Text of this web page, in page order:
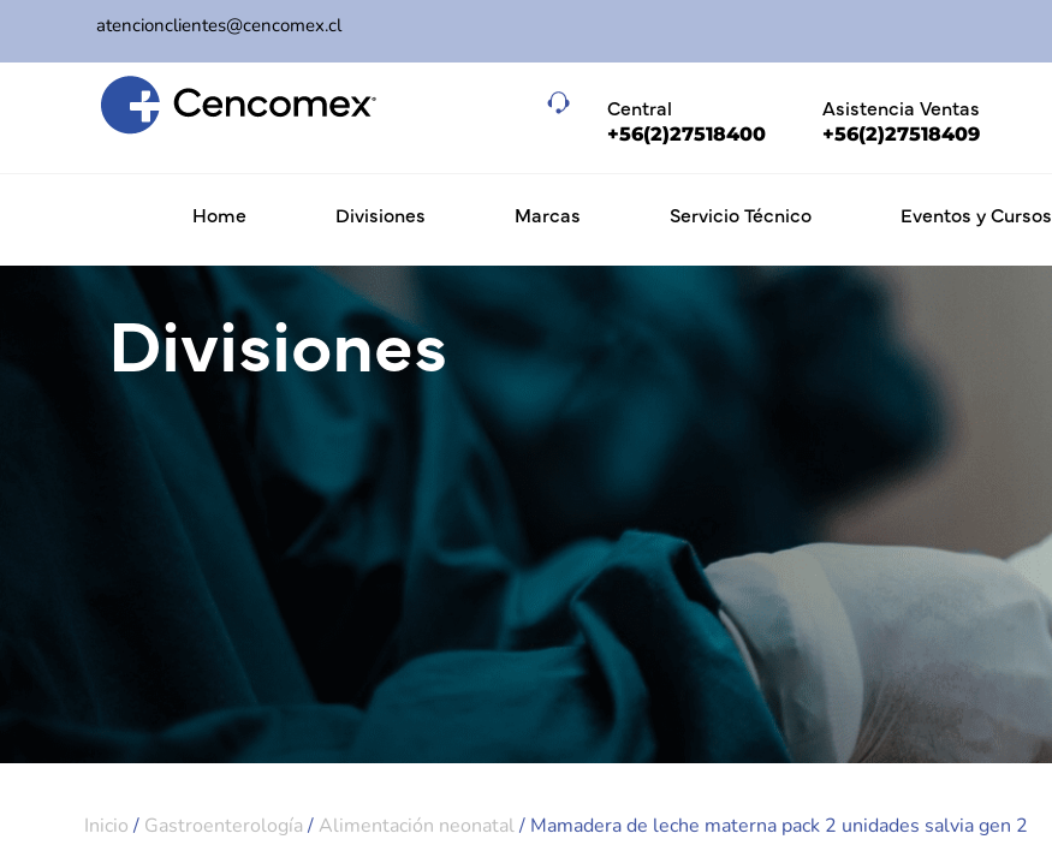
atencionclientes@cencomex.cl
Central
+56(2)27518400
Asistencia Ventas
+56(2)27518409
Home Divisiones Marcas Servicio Técnico Eventos y Cursos
Divisiones
Inicio / Gastroenterología /Alimentación neonatal/ Mamadera de leche materna pack 2 unidades salvia gen 2